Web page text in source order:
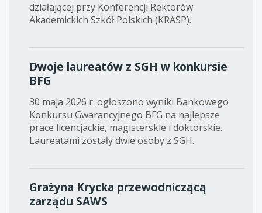
działającej przy Konferencji Rektorów
Akademickich Szkół Polskich (KRASP).
Dwoje laureatów z SGH w konkursie
BFG
30 maja 2026 r. ogłoszono wyniki Bankowego
Konkursu Gwarancyjnego BFG na najlepsze
prace licencjackie, magisterskie i doktorskie.
Laureatami zostały dwie osoby z SGH.
Grażyna Krycka przewodniczącą
zarządu SAWS